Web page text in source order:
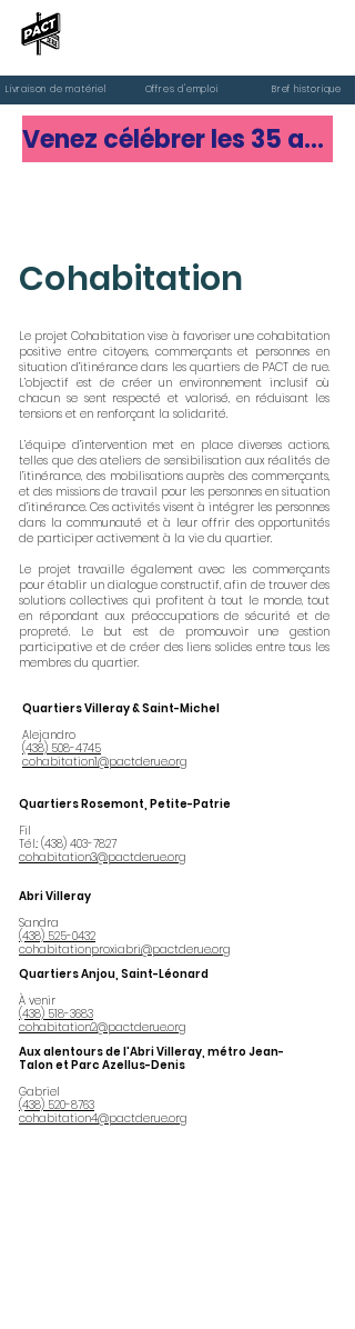
Livraison de matériel Offres d'emploi Bref historique
Faire un don
Venez célébrer les 35 ans de PACT de rue
Cohabitation
Le projet Cohabitation vise à favoriser une cohabitation
positive entre citoyens, commerçants et personnes en
situation d’itinérance dans les quartiers de PACT de rue.
L’objectif est de créer un environnement inclusif où
chacun se sent respecté et valorisé, en réduisant les
tensions et en renforçant la solidarité.
L’équipe d’intervention met en place diverses actions,
telles que des ateliers de sensibilisation aux réalités de
l’itinérance, des mobilisations auprès des commerçants,
et des missions de travail pour les personnes en situation
d’itinérance. Ces activités visent à intégrer les personnes
dans la communauté et à leur offrir des opportunités
de participer activement à la vie du quartier.
Le projet travaille également avec les commerçants
pour établir un dialogue constructif, afin de trouver des
solutions collectives qui profitent à tout le monde, tout
en répondant aux préoccupations de sécurité et de
propreté. Le but est de promouvoir une gestion
participative et de créer des liens solides entre tous les
membres du quartier.
Quartiers Villeray & Saint-Michel
Alejandro
(438) 508-4745
cohabitation1@pactderue.org
Quartiers Rosemont, Petite-Patrie
Fil
Tél.: (438) 403-7827
cohabitation3@pactderue.org
Abri Villeray
Sandra
(438) 525-0432
cohabitationproxiabri@pactderue.org
Quartiers Anjou, Saint-Léonard
À venir
(438) 518-3683
cohabitation2@pactderue.org
Aux alentours de l'Abri Villeray, métro Jean-
Talon et Parc Azellus-Denis
Gabriel
(438) 520-8763
cohabitation4@pactderue.org